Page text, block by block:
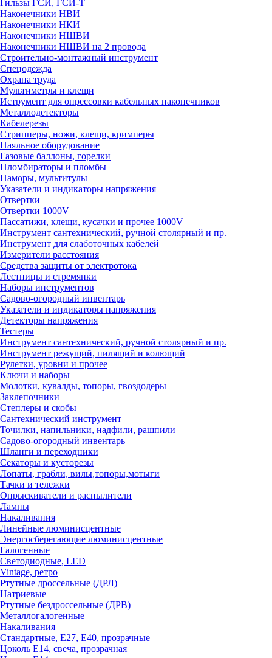
Гильзы ГСИ, ГСИ-Т
Наконечники НВИ
Наконечники НКИ
Наконечники НШВИ
Наконечники НШВИ на 2 провода
Строительно-монтажный инструмент
Спецодежда
Охрана труда
Мультиметры и клещи
Иструмент для опрессовки кабельных наконечников
Металлодетекторы
Кабелерезы
Стрипперы, ножи, клещи, кримперы
Паяльное оборудование
Газовые баллоны, горелки
Пломбираторы и пломбы
Наморы, мультитулы
Указатели и индикаторы напряжения
Отвертки
Отвертки 1000V
Пассатижи, клещи, кусачки и прочее 1000V
Инструмент сантехнический, ручной столярный и пр.
Инструмент для слаботочных кабелей
Измерители расстояния
Средства защиты от электротока
Лестницы и стремянки
Наборы инструментов
Садово-огородный инвентарь
Указатели и индикаторы напряжения
Детекторы напряжения
Тестеры
Инструмент сантехнический, ручной столярный и пр.
Инструмент режущий, пилящий и колющий
Рулетки, уровни и прочее
Ключи и наборы
Молотки, кувалды, топоры, гвоздодеры
Заклепочники
Степлеры и скобы
Сантехнический инструмент
Точилки, напильники, надфили, рашпили
Садово-огородный инвентарь
Шланги и переходники
Секаторы и кусторезы
Лопаты, грабли, вилы,топоры,мотыги
Тачки и тележки
Опрыскиватели и распылители
Лампы
Накаливания
Линейные люминисцентные
Энергосберегающие люминисцентные
Галогенные
Светодиодные, LED
Vintage, ретро
Ртутные дроссельные (ДРЛ)
Натриевые
Ртутные бездроссельные (ДРВ)
Металлогалогенные
Накаливания
Стандартные, Е27, Е40, прозрачные
Цоколь Е14, свеча, прозрачная